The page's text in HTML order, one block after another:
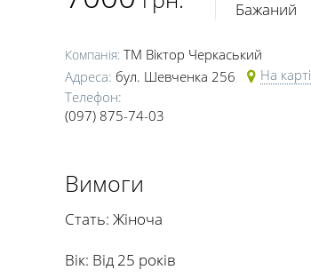
Бажаний
Компанія: ТМ Віктор Черкаський
Адреса: бул. Шевченка 256
На карті
Телефон:
(097) 875-74-03
Вимоги
Стать: Жіноча
Вік: Від 25 років